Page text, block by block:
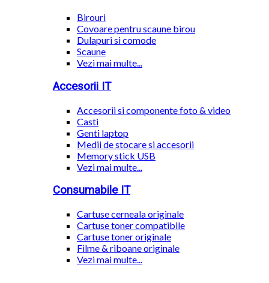
Birouri
Covoare pentru scaune birou
Dulapuri si comode
Scaune
Vezi mai multe...
Accesorii IT
Accesorii si componente foto & video
Casti
Genti laptop
Medii de stocare si accesorii
Memory stick USB
Vezi mai multe...
Consumabile IT
Cartuse cerneala originale
Cartuse toner compatibile
Cartuse toner originale
Filme & riboane originale
Vezi mai multe...